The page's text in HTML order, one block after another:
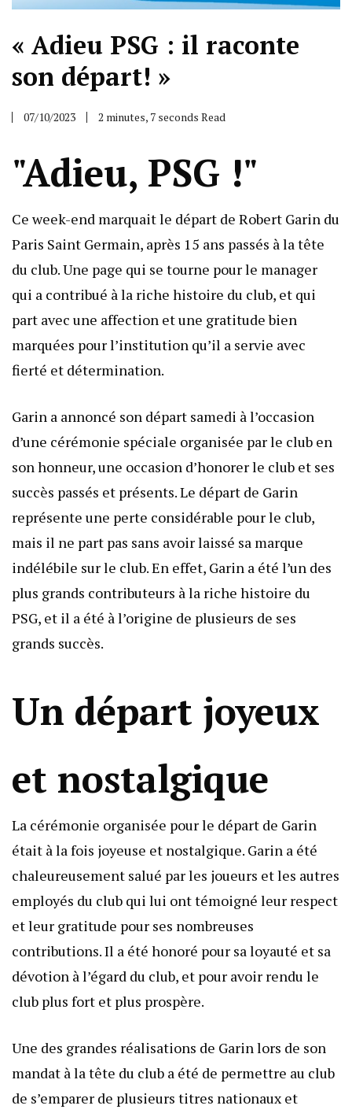
« Adieu PSG : il raconte
son départ! »
07/10/2023 2 minutes, 7 seconds Read
"Adieu, PSG !"
Ce week-end marquait le départ de Robert Garin du
Paris Saint Germain, après 15 ans passés à la tête
du club. Une page qui se tourne pour le manager
qui a contribué à la riche histoire du club, et qui
part avec une affection et une gratitude bien
marquées pour l’institution qu’il a servie avec
fierté et détermination.
Garin a annoncé son départ samedi à l’occasion
d’une cérémonie spéciale organisée par le club en
son honneur, une occasion d’honorer le club et ses
succès passés et présents. Le départ de Garin
représente une perte considérable pour le club,
mais il ne part pas sans avoir laissé sa marque
indélébile sur le club. En effet, Garin a été l’un des
plus grands contributeurs à la riche histoire du
PSG, et il a été à l’origine de plusieurs de ses
grands succès.
Un départ joyeux
et nostalgique
La cérémonie organisée pour le départ de Garin
était à la fois joyeuse et nostalgique. Garin a été
chaleureusement salué par les joueurs et les autres
employés du club qui lui ont témoigné leur respect
et leur gratitude pour ses nombreuses
contributions. Il a été honoré pour sa loyauté et sa
dévotion à l’égard du club, et pour avoir rendu le
club plus fort et plus prospère.
Une des grandes réalisations de Garin lors de son
mandat à la tête du club a été de permettre au club
de s’emparer de plusieurs titres nationaux et